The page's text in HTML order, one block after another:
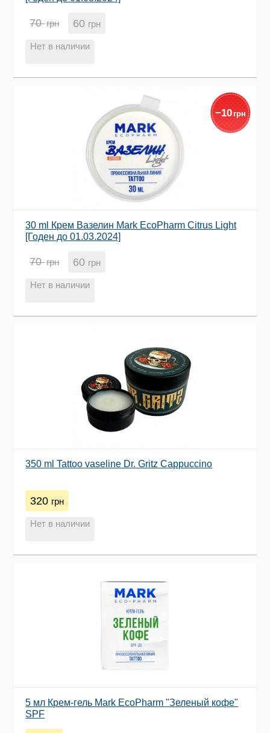
70грн 60 грн
Нет в наличии
−10грн
30 ml Крем Вазелин Mark EcoPharm Citrus Light
[Годен до 01.03.2024]
70грн 60 грн
Нет в наличии
350 ml Tattoo vaseline Dr. Gritz Cappuccino
320 грн
Нет в наличии
5 мл Крем-гель Mark EcoPharm "Зеленый кофе"
SPF